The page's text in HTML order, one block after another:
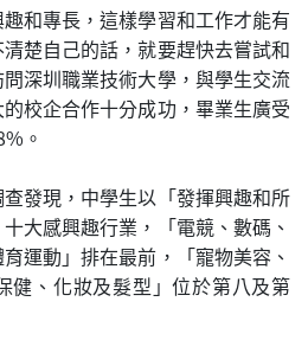
趣和專長，這樣學習和工作才能有
楚自己的話，就要趕快去嘗試和
深圳職業技術大學，與學生交流
校企合作十分成功，畢業生廣受
。
發現，中學生以「發揮興趣和所
大感興趣行業，「電競、數碼、
運動」排在最前，「寵物美容、
健、化妝及髮型」位於第八及第